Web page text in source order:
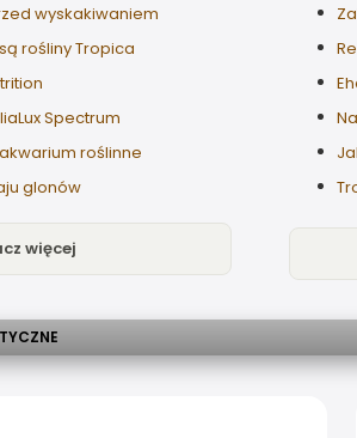
wyskakiwaniem
rośliny Tropica
Spectrum
roślinne
glonów
więcej